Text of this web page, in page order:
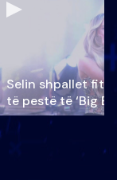
Selin shpallet
të pestë të ‘Big